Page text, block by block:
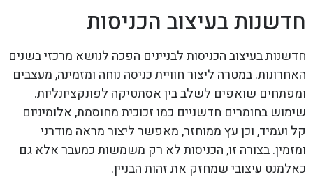
חדשנות בעיצוב הכניסות
חדשנות בעיצוב הכניסות לבניינים הפכה לנושא מרכזי בשנים
האחרונות. במטרה ליצור חוויית כניסה נוחה ומזמינה, מעצבים
ומפתחים שואפים לשלב בין אסתטיקה לפונקציונליות.
שימוש בחומרים חדשניים כמו זכוכית מחוסמת, אלומיניום
קל ועמיד, וכן עץ ממוחזר, מאפשר ליצור מראה מודרני
ומזמין. בצורה זו, הכניסות לא רק משמשות כמעבר אלא גם
כאלמנט עיצובי שמחזק את זהות הבניין.